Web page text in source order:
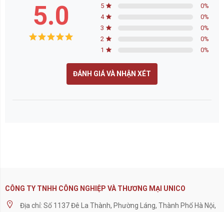
5.0 5 0%
4
0%
3
0%
2
0%
1
0%
ĐÁNH GIÁ VÀ NHẬN XÉT
CÔNG TY TNHH CÔNG NGHIỆP VÀ THƯƠNG MẠI UNICO
Địa chỉ: Số 1137 Đê La Thành, Phường Láng, Thành Phố Hà Nội,